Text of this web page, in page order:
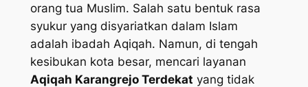
orang tua Muslim. Salah satu bentuk rasa
syukur yang disyariatkan dalam Islam
adalah ibadah Aqiqah. Namun, di tengah
kesibukan kota besar, mencari layanan
Aqiqah Karangrejo Terdekat yang tidak